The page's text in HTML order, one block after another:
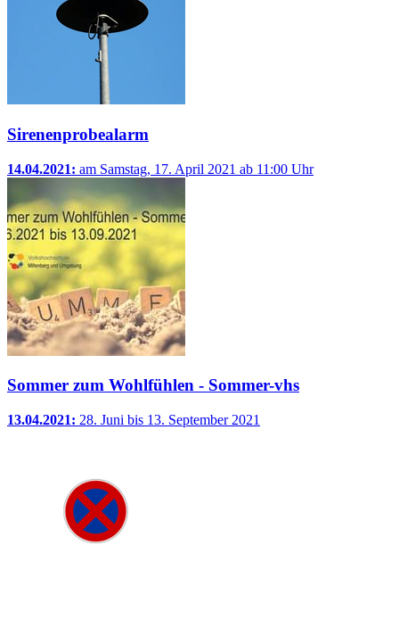
Sirenenprobealarm
14.04.2021: am Samstag, 17. April 2021 ab 11:00 Uhr
Sommer zum Wohlfühlen - Sommer-vhs
13.04.2021: 28. Juni bis 13. September 2021